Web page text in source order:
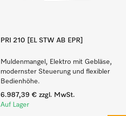
PRI 210 [EL STW AB EPR]
Muldenmangel, Elektro mit Gebläse,
modernster Steuerung und flexibler
Bedienhöhe.
6.987,39 € zzgl. MwSt.
Auf Lager